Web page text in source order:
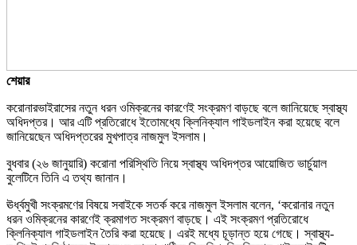
শেয়ার
করোনারভাইরাসের নতুন ধরন ওমিক্রনের কারণেই সংক্রমণ বাড়ছে বলে জানিয়েছে স্বাস্থ্য
অধিদপ্তর। আর এটি প্রতিরোধে ইতোমধ্যে ক্লিনিক্যাল গাইডলাইন করা হয়েছে বলে
জানিয়েছেন অধিদপ্তরের মুখপাত্র নাজমুল ইসলাম।
বুধবার (২৬ জানুয়ারি) করোনা পরিস্থিতি নিয়ে স্বাস্থ্য অধিদপ্তর আয়োজিত ভার্চুয়াল
বুলেটিনে তিনি এ তথ্য জানান।
ঊর্ধ্বমুখী সংক্রমণের বিষয়ে সবাইকে সতর্ক করে নাজমুল ইসলাম বলেন, ‘করোনার নতুন
ধরন ওমিক্রনের কারণেই ক্রমাগত সংক্রমণ বাড়ছে। এই সংক্রমণ প্রতিরোধে
ক্লিনিক্যাল গাইডলাইন তৈরি করা হয়েছে। এরই মধ্যে চূড়ান্ত হয়ে গেছে। স্বাস্থ্য-